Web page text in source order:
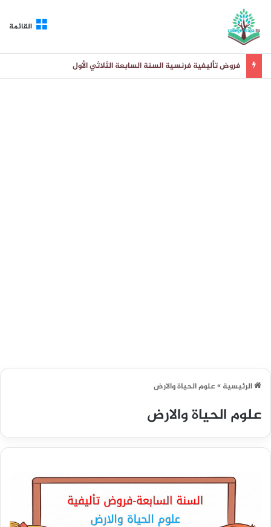
القائمة
فروض تأليفية فرنسية السنة السابعة الثلاثي الأول
الرئيسية»علوم الحياة والارض
علوم الحياة والارض